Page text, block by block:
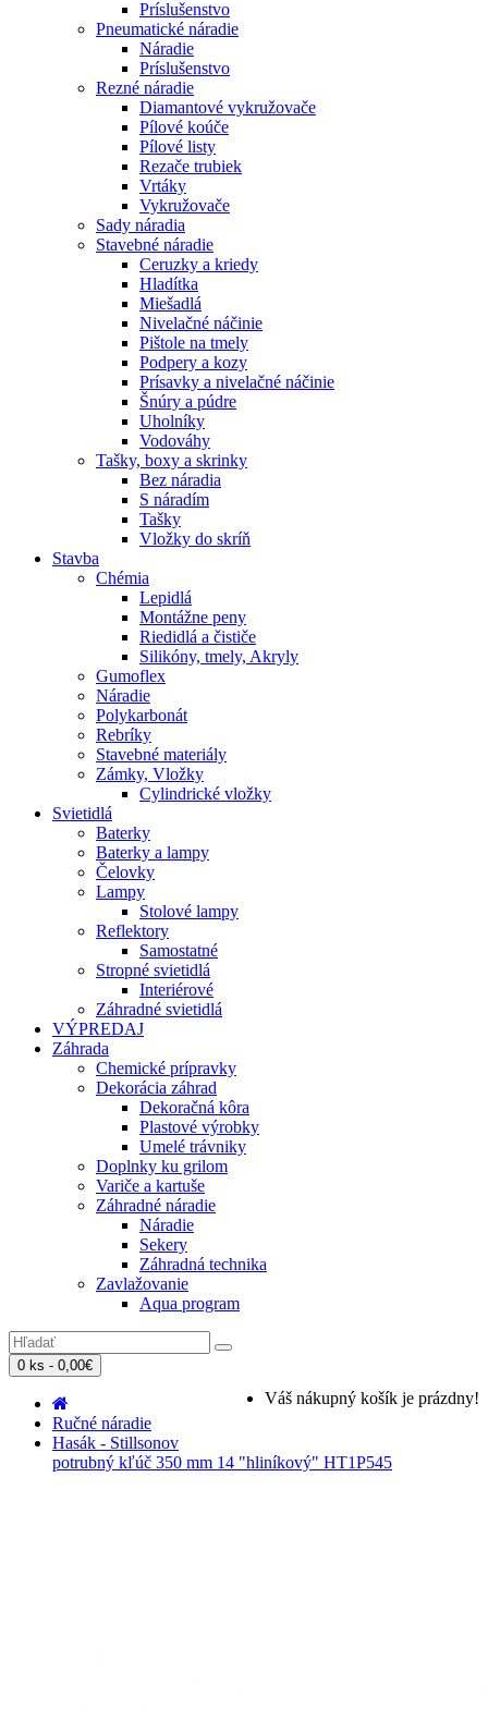
Príslušenstvo
Pneumatické náradie
Náradie
Príslušenstvo
Rezné náradie
Diamantové vykružovače
Pílové koúče
Pílové listy
Rezače trubiek
Vrtáky
Vykružovače
Sady náradia
Stavebné náradie
Ceruzky a kriedy
Hladítka
Miešadlá
Nivelačné náčinie
Pištole na tmely
Podpery a kozy
Prísavky a nivelačné náčinie
Šnúry a púdre
Uholníky
Vodováhy
Tašky, boxy a skrinky
Bez náradia
S náradím
Tašky
Vložky do skríň
Stavba
Chémia
Lepidlá
Montážne peny
Riedidlá a čističe
Silikóny, tmely, Akryly
Gumoflex
Náradie
Polykarbonát
Rebríky
Stavebné materiály
Zámky, Vložky
Cylindrické vložky
Svietidlá
Baterky
Baterky a lampy
Čelovky
Lampy
Stolové lampy
Reflektory
Samostatné
Stropné svietidlá
Interiérové
Záhradné svietidlá
VÝPREDAJ
Záhrada
Chemické prípravky
Dekorácia záhrad
Dekoračná kôra
Plastové výrobky
Umelé trávniky
Doplnky ku grilom
Variče a kartuše
Záhradné náradie
Náradie
Sekery
Záhradná technika
Zavlažovanie
Aqua program
0 ks - 0,00€
Váš nákupný košík je prázdny!
Ručné náradie
Hasák - Stillsonov
potrubný kľúč 350 mm 14 "hliníkový" HT1P545